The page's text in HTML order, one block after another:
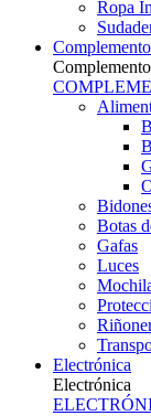
Ropa
Botas
Gafas
Luces
Electrónica
Electrónica